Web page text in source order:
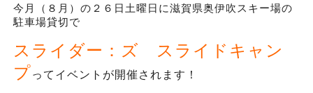
今月（８月）の２６日土曜日に滋賀県奥伊吹スキー場の
駐車場貸切で
ス ライダー：ズ スライドキャン
プってイベントが開催されます！